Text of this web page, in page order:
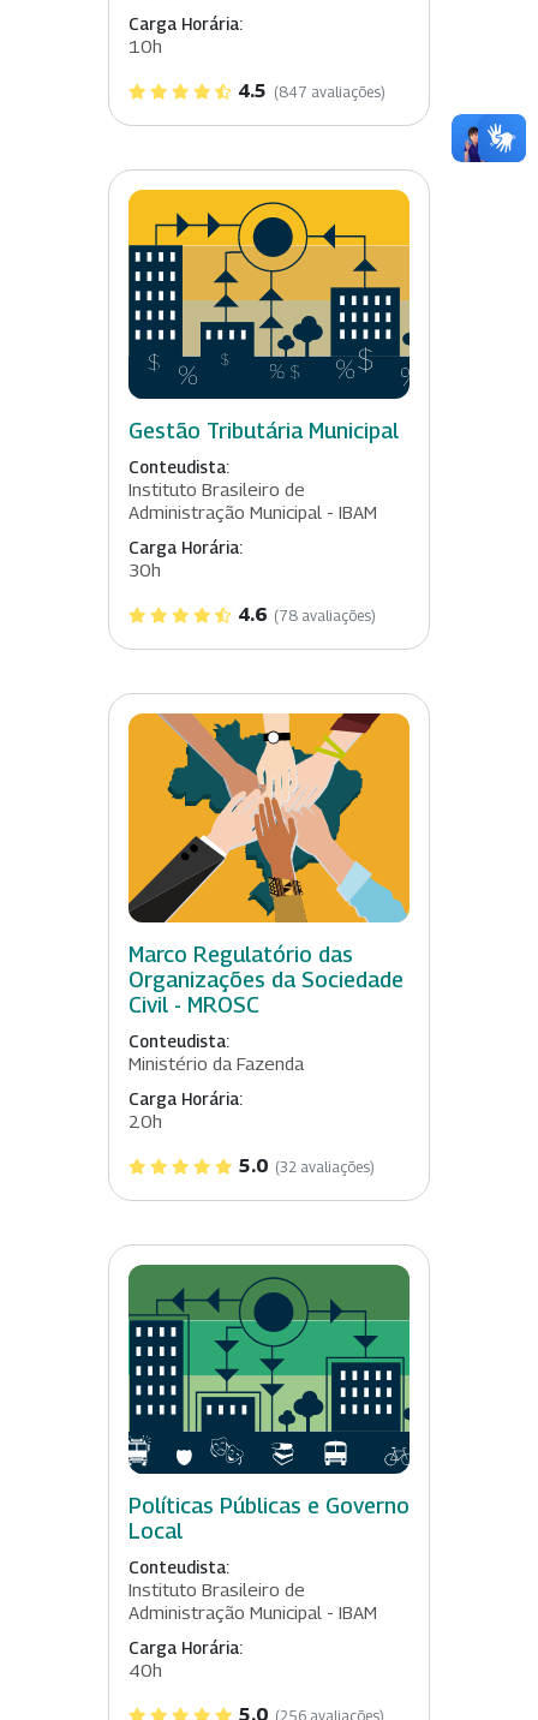
Carga Horária:
10h
4.5 (847 avaliações)
Gestão Tributária Municipal
Conteudista:
Instituto Brasileiro de
Administração Municipal - IBAM
Carga Horária:
30h
4.6 (78 avaliações)
Marco Regulatório das
Organizações da Sociedade
Civil - MROSC
Conteudista:
Ministério da Fazenda
Carga Horária:
20h
5.0 (32 avaliações)
Políticas Públicas e Governo
Local
Conteudista:
Instituto Brasileiro de
Administração Municipal - IBAM
Carga Horária:
40h
5.0 (256 avaliações)